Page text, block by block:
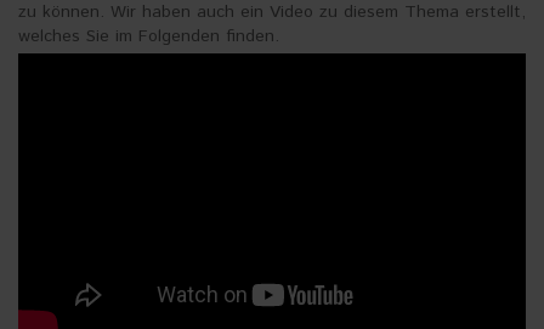
zu können. Wir haben auch ein Video zu diesem Thema erstellt,
welches Sie im Folgenden finden.